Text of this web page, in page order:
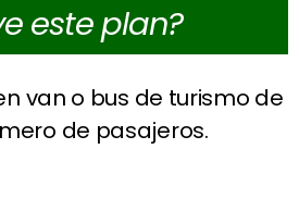
este plan?
van o bus de turismo de
de pasajeros.